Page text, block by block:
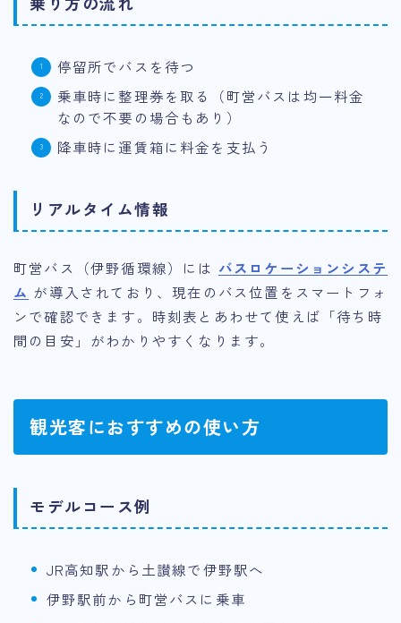
停留所でバスを待つ
乗車時に整理券を取る（町営バスは均一料金
なので不要の場合もあり）
降車時に運賃箱に料金を支払う
リアルタイム情報
町営バス（伊野循環線）には バスロケーションシステ
ム が導入されており、現在のバス位置をスマートフォ
ンで確認できます。時刻表とあわせて使えば「待ち時
間の目安」がわかりやすくなります。
観光客におすすめの使い方
モデルコース例
JR高知駅から土讃線で伊野駅へ
伊野駅前から町営バスに乗車